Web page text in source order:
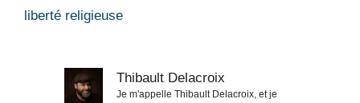
liberté religieuse
Thibault Delacroix
Je m'appelle Thibault Delacroix, et je